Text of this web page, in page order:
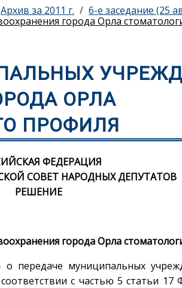
Архив за 2011 г.
6-е заседание (25
города Орла
ОРЛА
ПРОФИЛЯ
ФЕДЕРАЦИЯ
СОВЕТ НАРОДНЫХ ДЕПУТАТОВ
РЕШЕНИЕ
города Орла
передаче муниципальных
с частью 5 статьи 17